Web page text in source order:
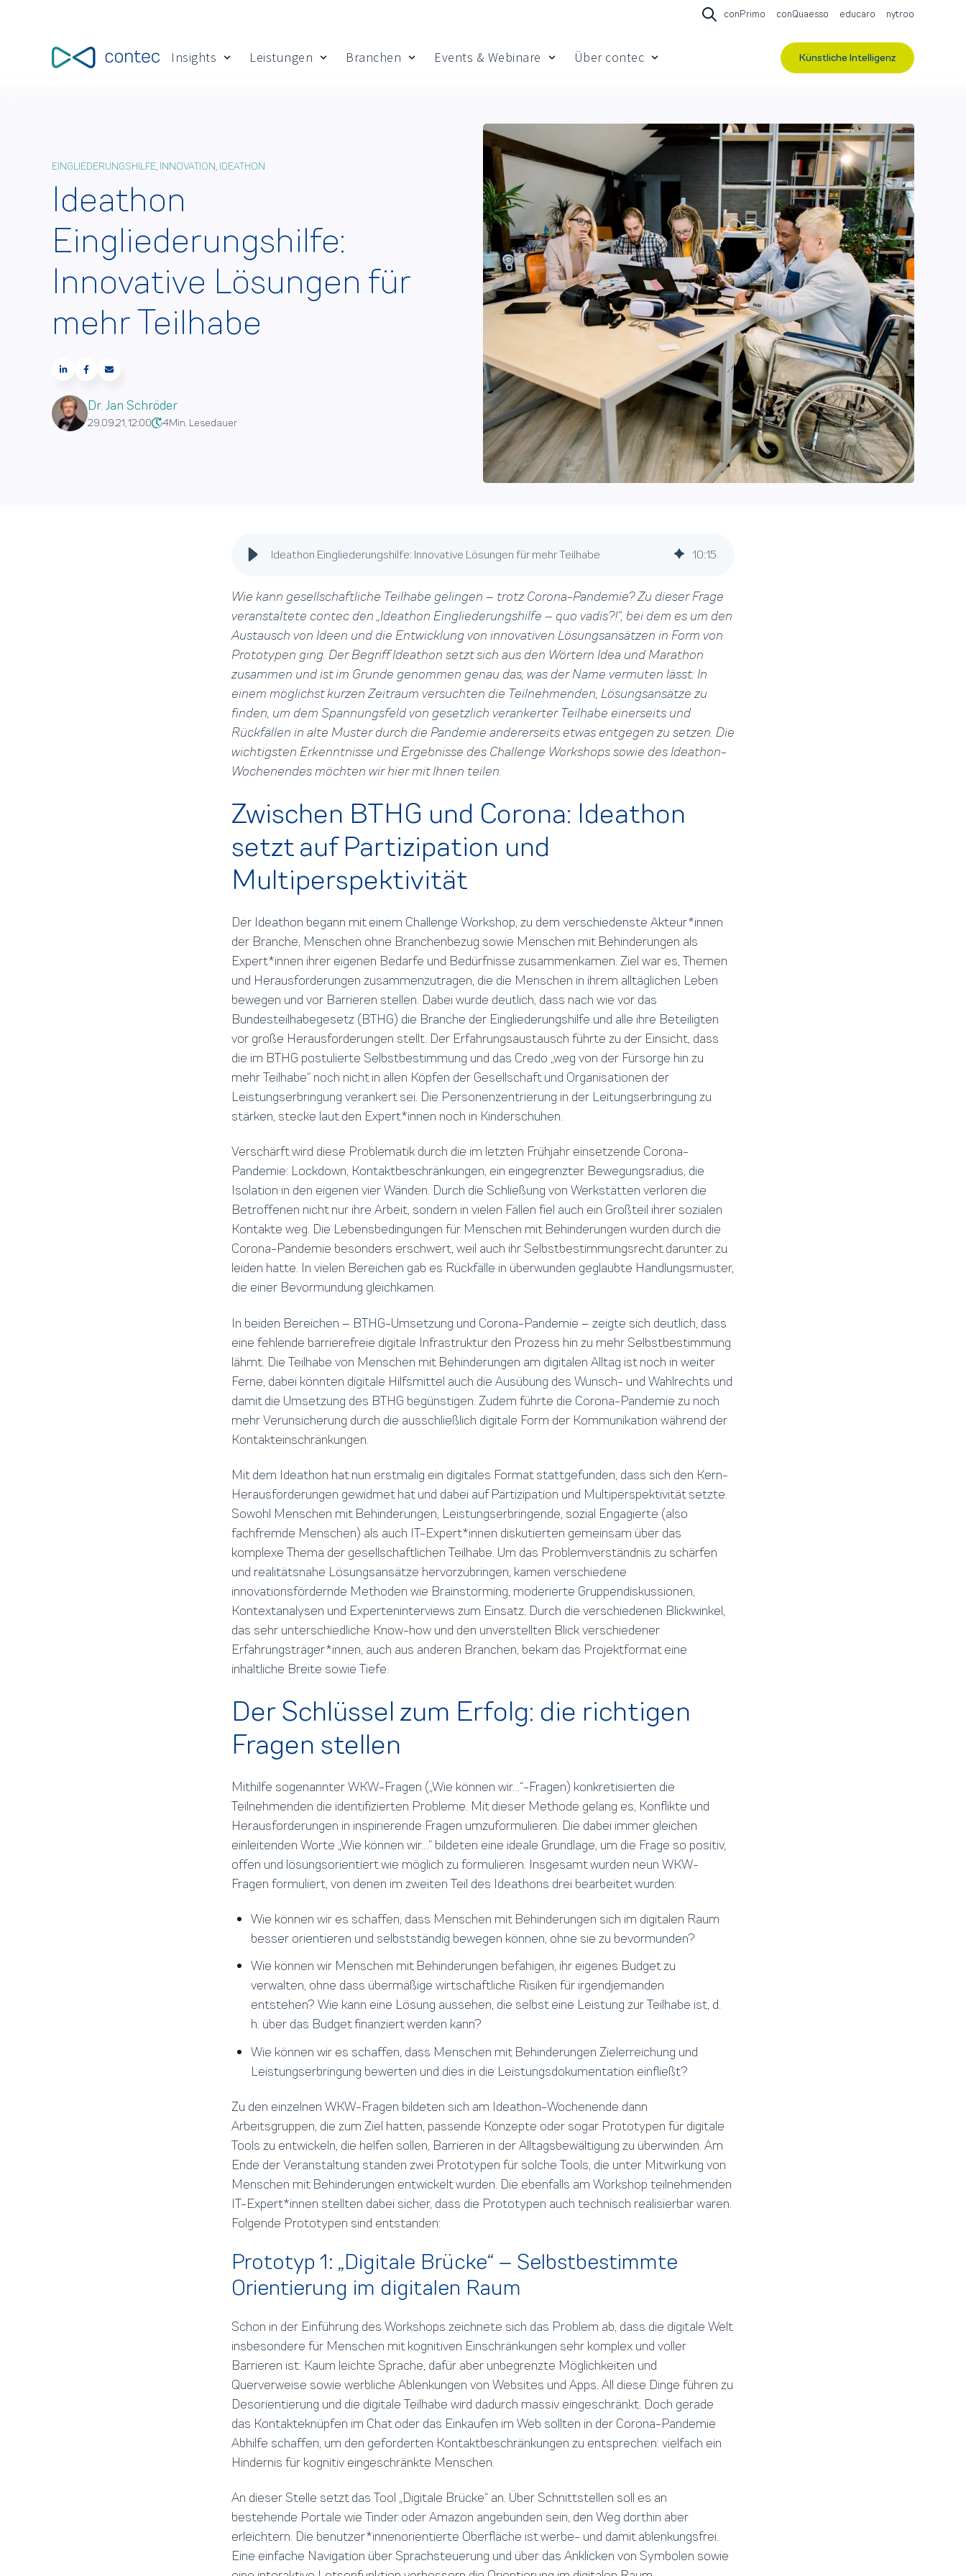
Open search
conPrimo conQuaesso educaro nytroo
Insights
Show submenu for Insights
Leistungen
Show submenu for Leistungen
Branchen
Show submenu for Branchen
Events & Webinare
Show submenu for Events & Webinare
Über contec
Show submenu for Über contec
Künstliche Intelligenz
EINGLIEDERUNGSHILFE, INNOVATION, IDEATHON
Ideathon
Eingliederungshilfe:
Innovative Lösungen für
mehr Teilhabe
Dr. Jan Schröder
29.09.21, 12:00 4Min. Lesedauer
Ideathon Eingliederungshilfe: Innovative Lösungen für mehr Teilhabe 10:15
Wie kann gesellschaftliche Teilhabe gelingen – trotz Corona-Pandemie? Zu dieser Frage
veranstaltete contec den „Ideathon Eingliederungshilfe – quo vadis?!“, bei dem es um den
Austausch von Ideen und die Entwicklung von innovativen Lösungsansätzen in Form von
Prototypen ging. Der Begriff Ideathon setzt sich aus den Wörtern Idea und Marathon
zusammen und ist im Grunde genommen genau das, was der Name vermuten lässt: In
einem möglichst kurzen Zeitraum versuchten die Teilnehmenden, Lösungsansätze zu
finden, um dem Spannungsfeld von gesetzlich verankerter Teilhabe einerseits und
Rückfällen in alte Muster durch die Pandemie andererseits etwas entgegen zu setzen. Die
wichtigsten Erkenntnisse und Ergebnisse des Challenge Workshops sowie des Ideathon-
Wochenendes möchten wir hier mit Ihnen teilen.
Zwischen BTHG und Corona: Ideathon
setzt auf Partizipation und
Multiperspektivität
Der Ideathon begann mit einem Challenge Workshop, zu dem verschiedenste Akteur*innen
der Branche, Menschen ohne Branchenbezug sowie Menschen mit Behinderungen als
Expert*innen ihrer eigenen Bedarfe und Bedürfnisse zusammenkamen. Ziel war es, Themen
und Herausforderungen zusammenzutragen, die die Menschen in ihrem alltäglichen Leben
bewegen und vor Barrieren stellen. Dabei wurde deutlich, dass nach wie vor das
Bundesteilhabegesetz (BTHG) die Branche der Eingliederungshilfe und alle ihre Beteiligten
vor große Herausforderungen stellt. Der Erfahrungsaustausch führte zu der Einsicht, dass
die im BTHG postulierte Selbstbestimmung und das Credo „weg von der Fürsorge hin zu
mehr Teilhabe“ noch nicht in allen Köpfen der Gesellschaft und Organisationen der
Leistungserbringung verankert sei. Die Personenzentrierung in der Leitungserbringung zu
stärken, stecke laut den Expert*innen noch in Kinderschuhen.
Verschärft wird diese Problematik durch die im letzten Frühjahr einsetzende Corona-
Pandemie: Lockdown, Kontaktbeschränkungen, ein eingegrenzter Bewegungsradius, die
Isolation in den eigenen vier Wänden. Durch die Schließung von Werkstätten verloren die
Betroffenen nicht nur ihre Arbeit, sondern in vielen Fällen fiel auch ein Großteil ihrer sozialen
Kontakte weg. Die Lebensbedingungen für Menschen mit Behinderungen wurden durch die
Corona-Pandemie besonders erschwert, weil auch ihr Selbstbestimmungsrecht darunter zu
leiden hatte. In vielen Bereichen gab es Rückfälle in überwunden geglaubte Handlungsmuster,
die einer Bevormundung gleichkamen.
In beiden Bereichen – BTHG-Umsetzung und Corona-Pandemie – zeigte sich deutlich, dass
eine fehlende barrierefreie digitale Infrastruktur den Prozess hin zu mehr Selbstbestimmung
lähmt. Die Teilhabe von Menschen mit Behinderungen am digitalen Alltag ist noch in weiter
Ferne, dabei könnten digitale Hilfsmittel auch die Ausübung des Wunsch- und Wahlrechts und
damit die Umsetzung des BTHG begünstigen. Zudem führte die Corona-Pandemie zu noch
mehr Verunsicherung durch die ausschließlich digitale Form der Kommunikation während der
Kontakteinschränkungen.
Mit dem Ideathon hat nun erstmalig ein digitales Format stattgefunden, dass sich den Kern-
Herausforderungen gewidmet hat und dabei auf Partizipation und Multiperspektivität setzte.
Sowohl Menschen mit Behinderungen, Leistungserbringende, sozial Engagierte (also
fachfremde Menschen) als auch IT-Expert*innen diskutierten gemeinsam über das
komplexe Thema der gesellschaftlichen Teilhabe. Um das Problemverständnis zu schärfen
und realitätsnahe Lösungsansätze hervorzubringen, kamen verschiedene
innovationsfördernde Methoden wie Brainstorming, moderierte Gruppendiskussionen,
Kontextanalysen und Experteninterviews zum Einsatz. Durch die verschiedenen Blickwinkel,
das sehr unterschiedliche Know-how und den unverstellten Blick verschiedener
Erfahrungsträger*innen, auch aus anderen Branchen, bekam das Projektformat eine
inhaltliche Breite sowie Tiefe.
Der Schlüssel zum Erfolg: die richtigen
Fragen stellen
Mithilfe sogenannter WKW-Fragen („Wie können wir…“-Fragen) konkretisierten die
Teilnehmenden die identifizierten Probleme. Mit dieser Methode gelang es, Konflikte und
Herausforderungen in inspirierende Fragen umzuformulieren. Die dabei immer gleichen
einleitenden Worte „Wie können wir…“ bildeten eine ideale Grundlage, um die Frage so positiv,
offen und lösungsorientiert wie möglich zu formulieren. Insgesamt wurden neun WKW-
Fragen formuliert, von denen im zweiten Teil des Ideathons drei bearbeitet wurden:
Wie können wir es schaffen, dass Menschen mit Behinderungen sich im digitalen Raum
besser orientieren und selbstständig bewegen können, ohne sie zu bevormunden?
Wie können wir Menschen mit Behinderungen befähigen, ihr eigenes Budget zu
verwalten, ohne dass übermäßige wirtschaftliche Risiken für irgendjemanden
entstehen? Wie kann eine Lösung aussehen, die selbst eine Leistung zur Teilhabe ist, d.
h. über das Budget finanziert werden kann?
Wie können wir es schaffen, dass Menschen mit Behinderungen Zielerreichung und
Leistungserbringung bewerten und dies in die Leistungsdokumentation einfließt?
Zu den einzelnen WKW-Fragen bildeten sich am Ideathon-Wochenende dann
Arbeitsgruppen, die zum Ziel hatten, passende Konzepte oder sogar Prototypen für digitale
Tools zu entwickeln, die helfen sollen, Barrieren in der Alltagsbewältigung zu überwinden. Am
Ende der Veranstaltung standen zwei Prototypen für solche Tools, die unter Mitwirkung von
Menschen mit Behinderungen entwickelt wurden. Die ebenfalls am Workshop teilnehmenden
IT-Expert*innen stellten dabei sicher, dass die Prototypen auch technisch realisierbar waren.
Folgende Prototypen sind entstanden:
Prototyp 1: „Digitale Brücke“ – Selbstbestimmte
Orientierung im digitalen Raum
Schon in der Einführung des Workshops zeichnete sich das Problem ab, dass die digitale Welt
insbesondere für Menschen mit kognitiven Einschränkungen sehr komplex und voller
Barrieren ist: Kaum leichte Sprache, dafür aber unbegrenzte Möglichkeiten und
Querverweise sowie werbliche Ablenkungen von Websites und Apps. All diese Dinge führen zu
Desorientierung und die digitale Teilhabe wird dadurch massiv eingeschränkt. Doch gerade
das Kontakteknüpfen im Chat oder das Einkaufen im Web sollten in der Corona-Pandemie
Abhilfe schaffen, um den geforderten Kontaktbeschränkungen zu entsprechen: vielfach ein
Hindernis für kognitiv eingeschränkte Menschen.
An dieser Stelle setzt das Tool „Digitale Brücke“ an. Über Schnittstellen soll es an
bestehende Portale wie Tinder oder Amazon angebunden sein, den Weg dorthin aber
erleichtern. Die benutzer*innenorientierte Oberfläche ist werbe- und damit ablenkungsfrei.
Eine einfache Navigation über Sprachsteuerung und über das Anklicken von Symbolen sowie